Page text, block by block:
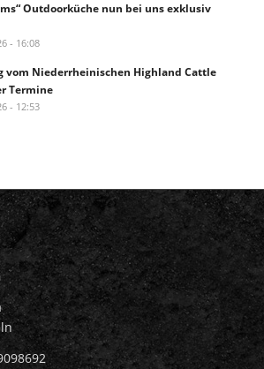
Outdoorküche nun bei uns exklusiv
- 16:08
vom Niederrheinischen Highland Cattle
Termine
- 12:53